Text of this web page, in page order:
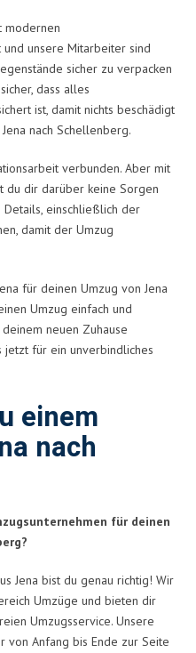
modernen
unsere Mitarbeiter sind
sicher zu verpacken
dass alles
ist, damit nichts beschädigt
nach Schellenberg.
verbunden. Aber mit
du dir darüber keine Sorgen
Details, einschließlich der
damit der Umzug
für deinen Umzug von Jena
Umzug einfach und
neuen Zuhause
jetzt für ein unverbindliches
einem
nach
für deinen
Jena bist du genau richtig! Wir
Umzüge und bieten dir
Umzugsservice. Unsere
Anfang bis Ende zur Seite